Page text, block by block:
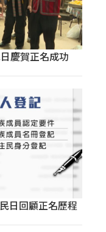
慶賀正名成功
日回顧正名歷程